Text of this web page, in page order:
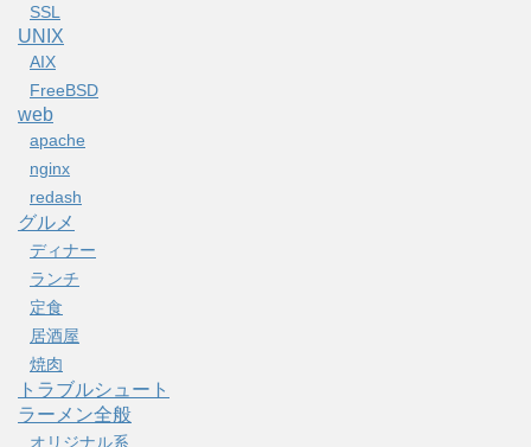
SSL
UNIX
AIX
FreeBSD
web
apache
nginx
redash
グルメ
ディナー
ランチ
定食
居酒屋
焼肉
トラブルシュート
ラーメン全般
オリジナル系